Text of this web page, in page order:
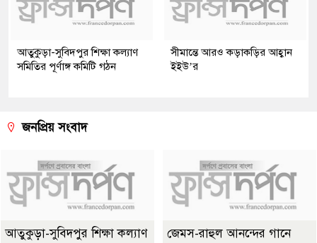
আতুকুড়া-সুবিদপুর শিক্ষা কল্যাণ
সমিতির পূর্ণাঙ্গ কমিটি গঠন
সীমান্তে আরও কড়াকড়ির আহ্বান
ইইউ’র
জনপ্রিয় সংবাদ
আতুকুড়া-সুবিদপুর শিক্ষা কল্যাণ
জেমস-রাহুল আনন্দের গানে